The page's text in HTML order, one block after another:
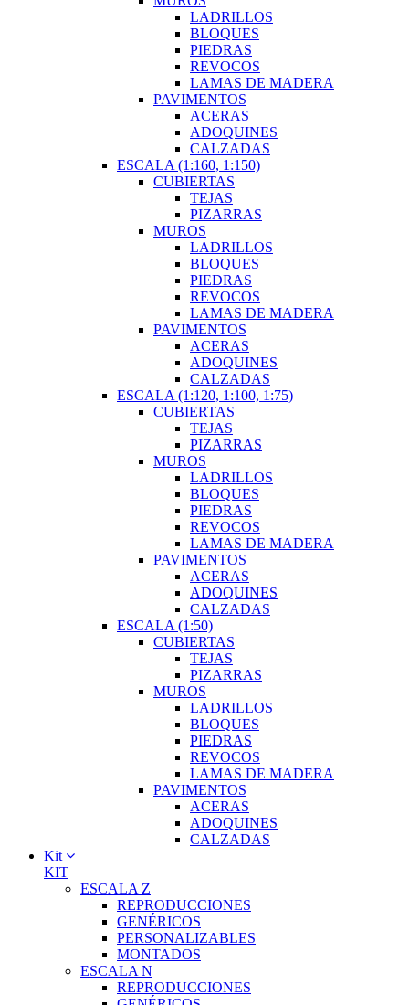
LADRILLOS
BLOQUES
PIEDRAS
REVOCOS
LAMAS DE MADERA
PAVIMENTOS
ACERAS
ADOQUINES
CALZADAS
ESCALA (1:160, 1:150)
CUBIERTAS
TEJAS
PIZARRAS
MUROS
LADRILLOS
BLOQUES
PIEDRAS
REVOCOS
LAMAS DE MADERA
PAVIMENTOS
ACERAS
ADOQUINES
CALZADAS
ESCALA (1:120, 1:100, 1:75)
CUBIERTAS
TEJAS
PIZARRAS
MUROS
LADRILLOS
BLOQUES
PIEDRAS
REVOCOS
LAMAS DE MADERA
PAVIMENTOS
ACERAS
ADOQUINES
CALZADAS
ESCALA (1:50)
CUBIERTAS
TEJAS
PIZARRAS
MUROS
LADRILLOS
BLOQUES
PIEDRAS
REVOCOS
LAMAS DE MADERA
PAVIMENTOS
ACERAS
ADOQUINES
CALZADAS
Kit
KIT
ESCALA Z
REPRODUCCIONES
GENÉRICOS
PERSONALIZABLES
MONTADOS
ESCALA N
REPRODUCCIONES